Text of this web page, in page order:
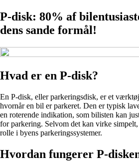
P-disk: 80% af
dens sande formål!
Hvad er en P-disk?
En P-disk, eller parkeringsdisk, er et
hvornår en bil er parkeret. Den er typisk
en roterende indikation, som bilisten kan
for parkering. Selvom det kan virke
rolle i byens parkeringssystemer.
Hvordan fungerer P-